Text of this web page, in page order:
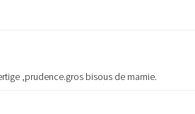
,prudence.gros bisous de mamie.